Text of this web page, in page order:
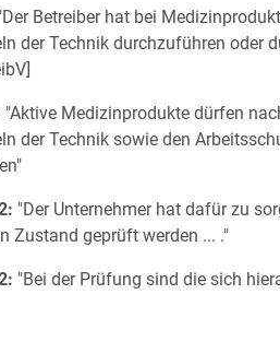
Betreiber hat bei
der Technik durchzuführen oder
"Aktive Medizinprodukte dürfen
der Technik sowie den
"Der Unternehmer hat dafür zu
Zustand geprüft werden ... ."
"Bei der Prüfung sind die sich